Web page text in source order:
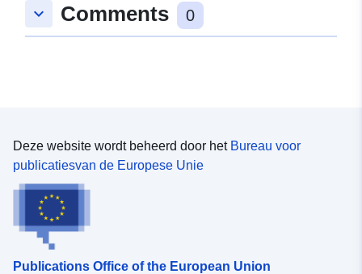
keyboard_arrow_down Comments 0
Deze website wordt beheerd door het Bureau voor
publicatiesvan de Europese Unie
Publications Office of the European Union